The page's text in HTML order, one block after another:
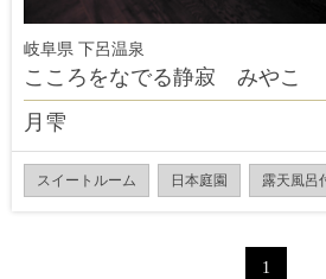
岐阜県 下呂温泉
こころをなでる静寂 みやこ
月雫
スイートルーム 日本庭園 露天風呂
1